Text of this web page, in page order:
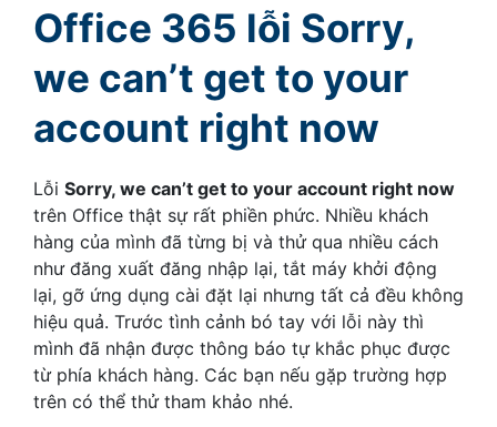
Office 365 lỗi Sorry,
we can’t get to your
account right now
Lỗi Sorry, we can’t get to your account right now
trên Office thật sự rất phiền phức. Nhiều khách
hàng của mình đã từng bị và thử qua nhiều cách
như đăng xuất đăng nhập lại, tắt máy khởi động
lại, gỡ ứng dụng cài đặt lại nhưng tất cả đều không
hiệu quả. Trước tình cảnh bó tay với lỗi này thì
mình đã nhận được thông báo tự khắc phục được
từ phía khách hàng. Các bạn nếu gặp trường hợp
trên có thể thử tham khảo nhé.